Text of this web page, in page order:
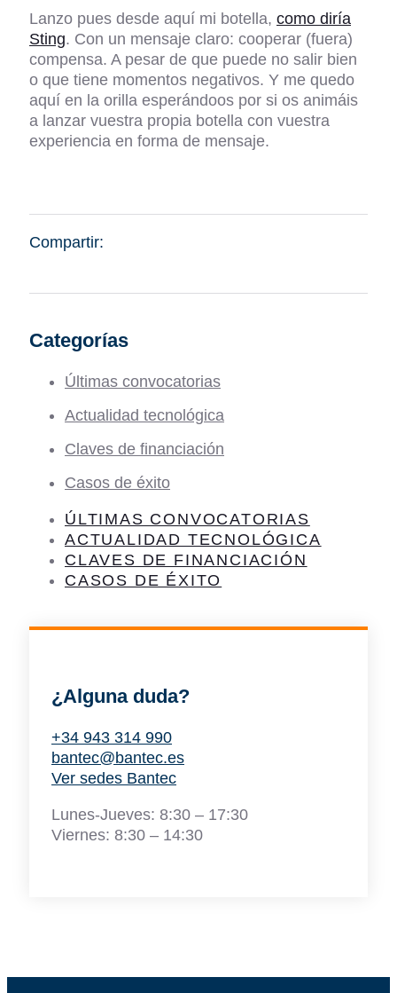
Lanzo pues desde aquí mi botella, como diría
Sting. Con un mensaje claro: cooperar (fuera)
compensa. A pesar de que puede no salir bien
o que tiene momentos negativos. Y me quedo
aquí en la orilla esperándoos por si os animáis
a lanzar vuestra propia botella con vuestra
experiencia en forma de mensaje.
Compartir:
Categorías
Últimas convocatorias
Actualidad tecnológica
Claves de financiación
Casos de éxito
ÚLTIMAS CONVOCATORIAS
ACTUALIDAD TECNOLÓGICA
CLAVES DE FINANCIACIÓN
CASOS DE ÉXITO
¿Alguna duda?
+34 943 314 990
bantec@bantec.es
Ver sedes Bantec
Lunes-Jueves: 8:30 – 17:30
Viernes: 8:30 – 14:30